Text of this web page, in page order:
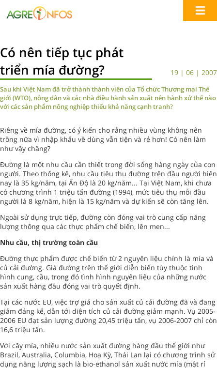
Có nên tiếp tục phát
triển mía đường?
19 | 06 | 2007
Sau khi Việt Nam đã trở thành thành viên của Tổ chức Thương mại Thế
giới (WTO), nông dân và các nhà điều hành sản xuất nên hành xử thế nào
với các sản phẩm nông nghiệp thiếu khả năng cạnh tranh?
Riêng về mía đường, có ý kiến cho rằng nhiều vùng không nên
trồng nữa vì nhập khẩu về dùng vẫn tiện và rẻ hơn! Có nên làm
như vậy chăng?
Đường là một nhu cầu cần thiết trong đời sống hàng ngày của con
người. Theo thống kê, nhu cầu tiêu thụ đường trên đầu người hiện
nay là 35 kg/năm, tại Ấn Độ là 20 kg/năm... Tại Việt Nam, khi chưa
có chương trình 1 triệu tấn đường (1994), mức tiêu thụ mỗi đầu
người là 8 kg/năm, hiện là 15 kg/năm và dự kiến sẽ còn tăng lên.
Ngoài sử dụng trực tiếp, đường còn đóng vai trò cung cấp năng
lượng thông qua các thực phẩm chế biến, lên men...
Nhu cầu, thị trường toàn cầu
Đường thực phẩm được chế biến từ 2 nguyên liệu chính là mía và
củ cải đường. Giá đường trên thế giới diễn biến tùy thuộc tình
hình cung, cầu, trong đó tình hình nguyên liệu của những nước
sản xuất hàng đầu đóng vai trò quyết định.
Tại các nước EU, việc trợ giá cho sản xuất củ cải đường đã và đang
giảm đáng kể, dẫn tới diện tích củ cải đường giảm mạnh. Vụ 2005-
2006 EU đạt sản lượng đường 20,45 triệu tấn, vụ 2006-2007 chỉ còn
16,6 triệu tấn.
Với cây mía, nhiều nước sản xuất đường hàng đầu thế giới như
Brazil, Australia, Columbia, Hoa Kỳ, Thái Lan lại có chương trình sử
dụng năng lượng sạch là bio-ethanol sản xuất nước mía (mật rỉ